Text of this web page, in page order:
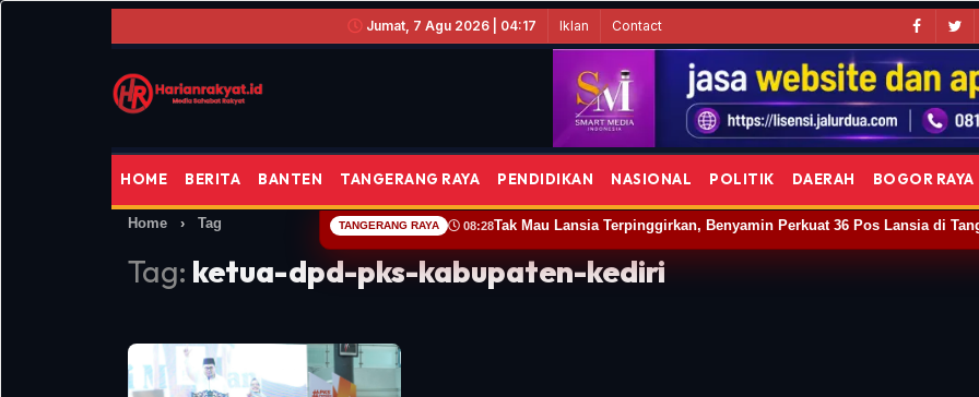
Jumat, 7 Agu 2026 | 04:17 Iklan Contact
HOME BERITA BANTEN TANGERANG RAYA PENDIDIKAN NASIONAL POLITIK DAERAH BOGOR RAYA
Home › Tag
Tag: ketua-dpd-pks-kabupaten-kediri
TANGERANG RAYA 08:28Tak Mau Lansia Terpinggirkan, Benyamin Perkuat 36 Pos Lansia di